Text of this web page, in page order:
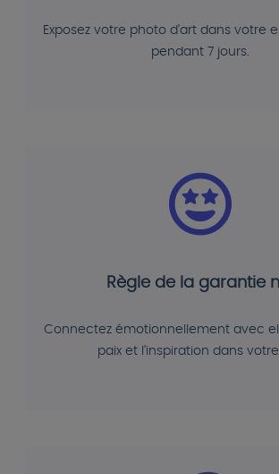
Exposez votre photo d'art dans votre
pendant 7 jours.
Règle de la garantie
Connectez émotionnellement avec
paix et l'inspiration dans votre